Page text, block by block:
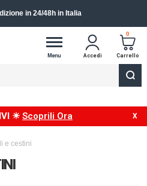
in 24/48h in Italia
Menu Accedi
0
Carrello
☀ Scoprili Ora
e cestini